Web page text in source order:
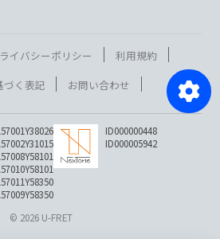
イバシーポリシー
利用規約
づく表記
お問い合わせ
ID000000448
ID000005942
© 2026 U-FRET